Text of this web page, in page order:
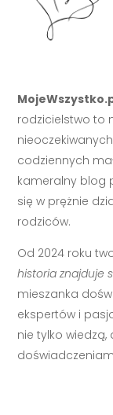
rodzicielstwo to
codziennych
kameralny blog
się w prężnie
rodziców.
Od 2024 roku
historia znajduje
mieszanka
ekspertów i
nie tylko